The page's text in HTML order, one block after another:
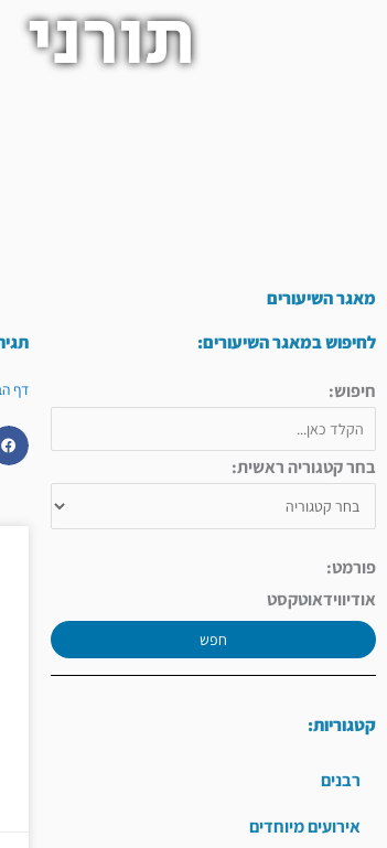
תורני
מאגר השיעורים
לחיפוש במאגר השיעורים:
חיפוש:
בחר קטגוריה ראשית:
פורמט:
אודיווידאוטקסט
חפש
קטגוריות:
רבנים
אירועים מיוחדים
תגית:
דף